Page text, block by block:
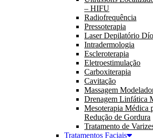
– HIFU
Radiofrequência
Pressoterapia
Laser Depilatório
Intradermologia
Escleroterapia
Eletroestimulação
Carboxiterapia
Cavitação
Massagem
Drenagem Linfática
Mesoterapia Médica
Redução de Gordura
Tratamento de
Tratamentos Faciais